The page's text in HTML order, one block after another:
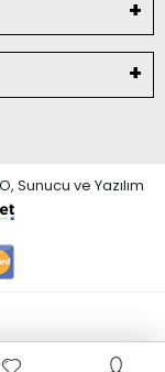
Sunucu ve Yazılım